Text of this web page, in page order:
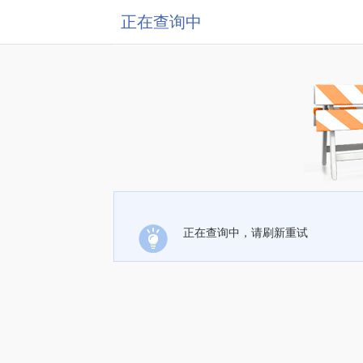
正在查询中
正在查询中，请刷新重试